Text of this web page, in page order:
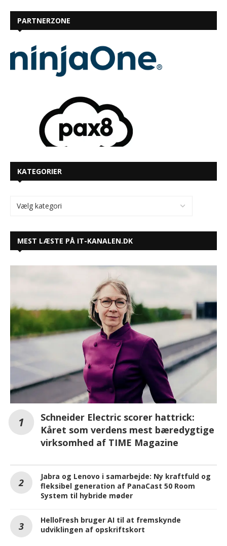
PARTNERZONE
KATEGORIER
MEST LÆSTE PÅ IT-KANALEN.DK
Schneider Electric scorer hattrick:
Kåret som verdens mest bæredygtige
virksomhed af TIME Magazine
Jabra og Lenovo i samarbejde: Ny kraftfuld og
fleksibel generation af PanaCast 50 Room
System til hybride møder
HelloFresh bruger AI til at fremskynde
udviklingen af opskriftskort